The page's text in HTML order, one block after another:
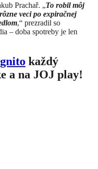
Prachař. „To robil môj
veci po expiračnej
,“ prezradil so
– doba spotreby je len
každý
a na JOJ play!